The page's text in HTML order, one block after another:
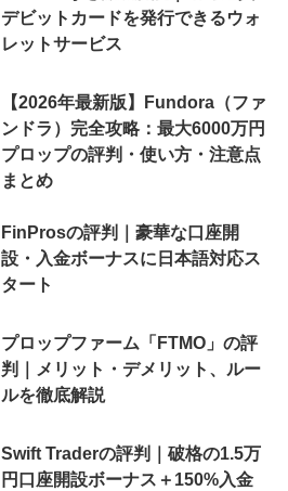
デビットカードを発行できるウォ
レットサービス
【2026年最新版】Fundora（ファ
ンドラ）完全攻略：最大6000万円
プロップの評判・使い方・注意点
まとめ
FinProsの評判｜豪華な口座開
設・入金ボーナスに日本語対応ス
タート
プロップファーム「FTMO」の評
判｜メリット・デメリット、ルー
ルを徹底解説
Swift Traderの評判｜破格の1.5万
円口座開設ボーナス＋150%入金